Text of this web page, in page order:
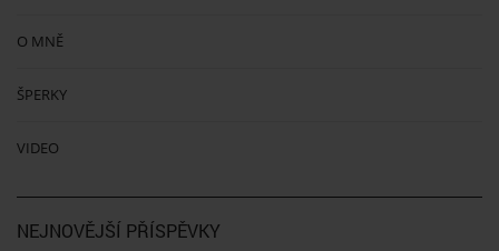
O MNĚ
ŠPERKY
VIDEO
NEJNOVĚJŠÍ PŘÍSPĚVKY